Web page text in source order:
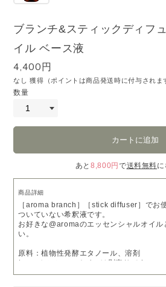
ブランチ&スティックディフ
イル ベース液
4,400円
なし 獲得（ポイントは商品発送時に付与されま
数量
あと8,800円 で送料無料
商品詳細
［aroma branch］［stick diffuser］でお
ついていない希釈液です。
お好きな@aromaのエッセンシャルオイル
い。
原料：植物性発酵エタノール、溶剤
* エッセンシャルオイルは別売りです。